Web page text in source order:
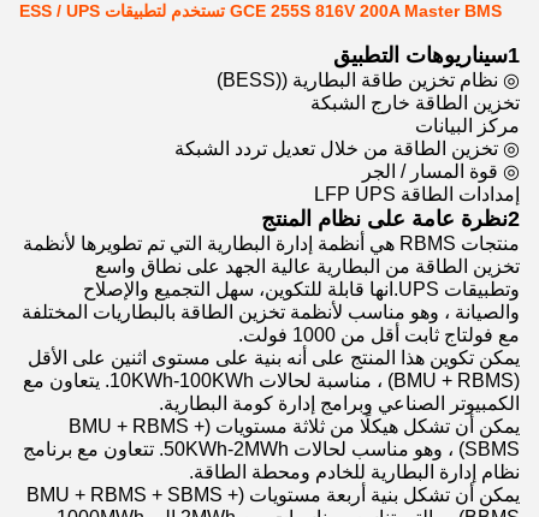
GCE 255S 816V 200A Master BMS تستخدم لتطبيقات ESS / UPS
1سيناريوهات التطبيق
◎ نظام تخزين طاقة البطارية ((BESS)
تخزين الطاقة خارج الشبكة
مركز البيانات
◎ تخزين الطاقة من خلال تعديل تردد الشبكة
◎ قوة المسار / الجر
إمدادات الطاقة LFP UPS
2نظرة عامة على نظام المنتج
منتجات RBMS هي أنظمة إدارة البطارية التي تم تطويرها لأنظمة
تخزين الطاقة من البطارية عالية الجهد على نطاق واسع
وتطبيقات UPS.انها قابلة للتكوين، سهل التجميع والإصلاح
والصيانة ، وهو مناسب لأنظمة تخزين الطاقة بالبطاريات المختلفة
مع فولتاج ثابت أقل من 1000 فولت.
يمكن تكوين هذا المنتج على أنه بنية على مستوى اثنين على الأقل
(BMU + RBMS) ، مناسبة لحالات 10KWh-100KWh. يتعاون مع
الكمبيوتر الصناعي وبرامج إدارة كومة البطارية.
يمكن أن تشكل هيكلًا من ثلاثة مستويات (BMU + RBMS +
SBMS) ، وهو مناسب لحالات 50KWh-2MWh. تتعاون مع برنامج
نظام إدارة البطارية للخادم ومحطة الطاقة.
يمكن أن تشكل بنية أربعة مستويات (BMU + RBMS + SBMS +